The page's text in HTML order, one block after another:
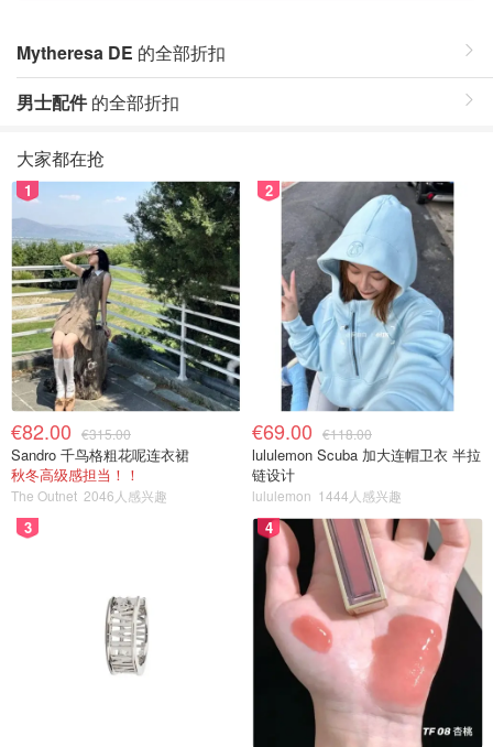
Mytheresa DE 的全部折扣
男士配件的全部折扣
大家都在抢
1
€82.00 €315.00
Sandro 千鸟格粗花呢连衣裙
秋冬高级感担当！！
The Outnet 2046人感兴趣
2
€69.00 €118.00
lululemon Scuba 加大连帽卫衣 半拉
链设计
lululemon 1444人感兴趣
3 4